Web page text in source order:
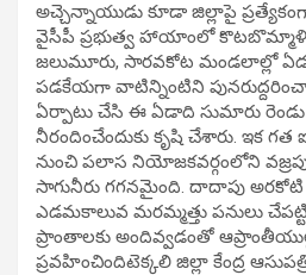
అచ్చెన్నాయుడు కూడా జిల్లాపై
వైసీపీ ప్రభుత్వ హాయాంలో
జలుమూరు, సారవకోట మండలాల్లో ఏడు
పడకేయగా వాటిన్నింటిని
ఏర్పాటు చేసి ఈ ఏడాది సుమారు
నీరందించేందుకు కృషి చేశారు. ఇక గత
నుంచి పలాస నియోజకవర్గంలోని
సాగునీరు గగనమైంది. దాదాపు
ఎడమకాలువ మరమ్మత్తు పనులు
ప్రాంతాలకు అందివ్వడంతో
ప్రవహించిందిటెక్కలి జిల్లా కేంద్ర ఆసుపత్రి